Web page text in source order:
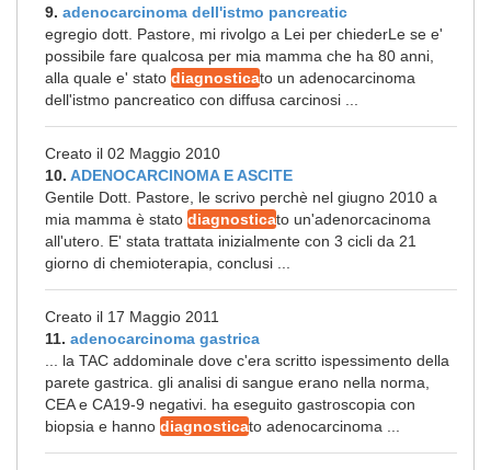
9. adenocarcinoma dell'istmo pancreatic
egregio dott. Pastore, mi rivolgo a Lei per chiederLe se e'
possibile fare qualcosa per mia mamma che ha 80 anni,
alla quale e' stato diagnosticato un adenocarcinoma
dell'istmo pancreatico con diffusa carcinosi ...
Creato il 02 Maggio 2010
10. ADENOCARCINOMA E ASCITE
Gentile Dott. Pastore, le scrivo perchè nel giugno 2010 a
mia mamma è stato diagnosticato un'adenorcacinoma
all'utero. E' stata trattata inizialmente con 3 cicli da 21
giorno di chemioterapia, conclusi ...
Creato il 17 Maggio 2011
11. adenocarcinoma gastrica
... la TAC addominale dove c'era scritto ispessimento della
parete gastrica. gli analisi di sangue erano nella norma,
CEA e CA19-9 negativi. ha eseguito gastroscopia con
biopsia e hanno diagnosticato adenocarcinoma ...